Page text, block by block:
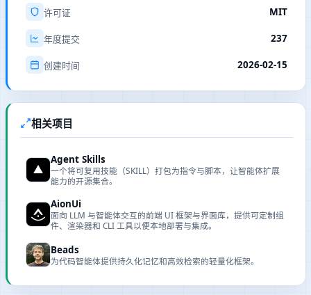
许可证 MIT
年度提交 237
创建时间 2026-02-15
相关项目
Agent Skills
一个将可复用技能（SKILL）打包为指令与脚本，让智能体扩展
能力的开源集合。
AionUi
面向 LLM 与智能体交互的前端 UI 框架与界面库，提供可定制组
件、渲染器和 CLI 工具以便本地部署与集成。
Beads
为代码智能体提供持久化记忆和高效检索的轻量化框架。